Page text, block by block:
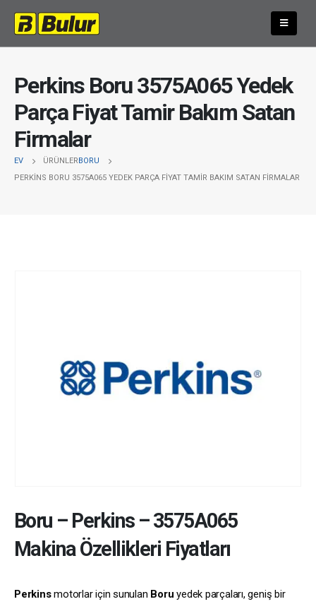
Perkins Boru 3575A065 Yedek
Parça Fiyat Tamir Bakım Satan
Firmalar
EV ÜRÜNLERBORU
PERKINS BORU 3575A065 YEDEK PARÇA FIYAT TAMIR BAKIM SATAN FIRMALAR
Boru – Perkins–3575A065
Makina Özellikleri Fiyatları
Perkinsmotorlar için sunulan Boru yedek parçaları, geniş bir